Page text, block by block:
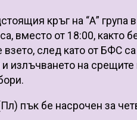
кръг на “А”
вместо от 18:00, както
след като от БФС
излъчването на
пък бе насрочен за